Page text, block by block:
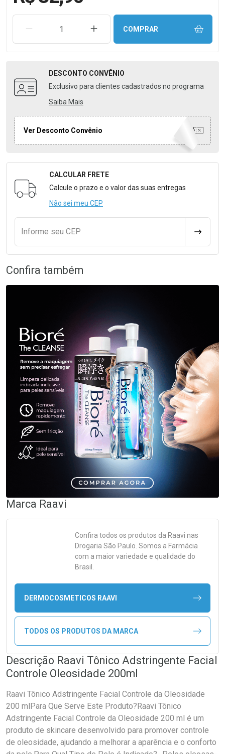
REMOVER UMA UNIDADEAUMENTAR UMA UNIDADE
COMPRAR
DESCONTO CONVÊNIO
Exclusivo para clientes cadastrados no programa
Saiba Mais
Ver Desconto Convênio
Formulário para Calcular o Frete
CALCULAR FRETE
Calcule o prazo e o valor das suas entregas
Não sei meu CEP
Informe seu CEP
Confira também
Marca Raavi
Confira todos os produtos da Raavi nas
Drogaria São Paulo. Somos a Farmácia
com a maior variedade e qualidade do
Brasil.
DERMOCOSMETICOS RAAVI
TODOS OS PRODUTOS DA MARCA
Descrição Raavi Tônico Adstringente Facial
Controle Oleosidade 200ml
Raavi Tônico Adstringente Facial Controle da Oleosidade
200 mlPara Que Serve Este Produto?Raavi Tônico
Adstringente Facial Controle da Oleosidade 200 ml é um
produto de skincare desenvolvido para promover controle
de oleosidade, ajudando a melhorar a aparência e o conforto